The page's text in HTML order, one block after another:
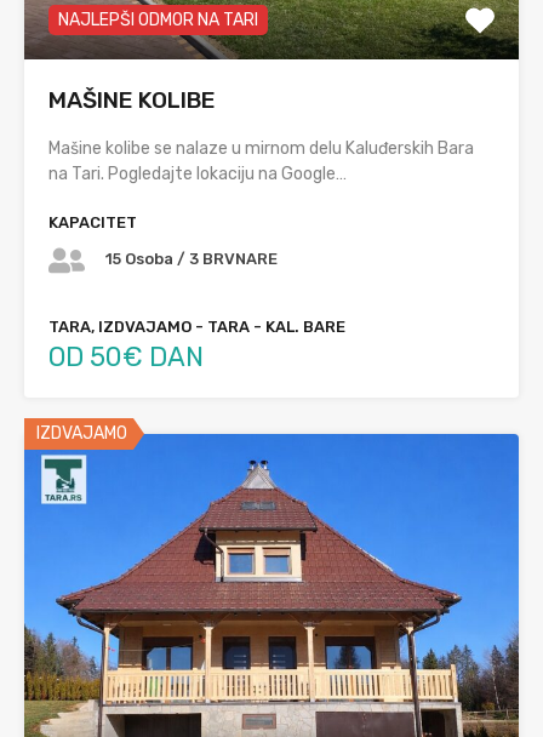
NAJLEPŠI ODMOR NA TARI
MAŠINE KOLIBE
Mašine kolibe se nalaze u mirnom delu Kaluđerskih Bara
na Tari. Pogledajte lokaciju na Google…
KAPACITET
15 Osoba / 3 BRVNARE
TARA, IZDVAJAMO - TARA - KAL. BARE
OD 50€ DAN
IZDVAJAMO